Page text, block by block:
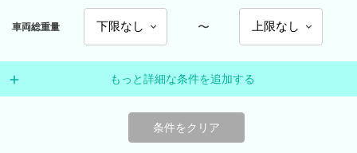
車両総重量 〜
もっと詳細な条件を追加する
条件をクリア